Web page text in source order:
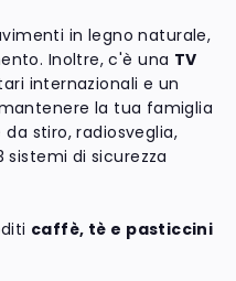
in legno naturale,
Inoltre, c'è una TV
internazionali e un
la tua famiglia
stiro, radiosveglia,
sistemi di sicurezza
caffè, tè e pasticcini